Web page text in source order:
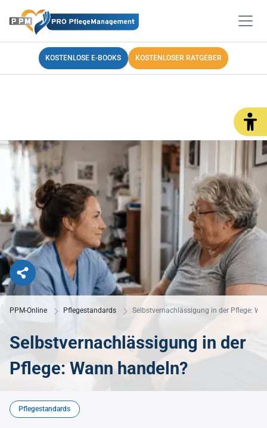
KOSTENLOSE E-BOOKS KOSTENLOSER RATGEBER
PPM-Online Pflegestandards Selbstvernachlässigung in der Pflege:
Selbstvernachlässigung in der
Pflege: Wann handeln?
© KI generiertes Bild
Pflegestandards